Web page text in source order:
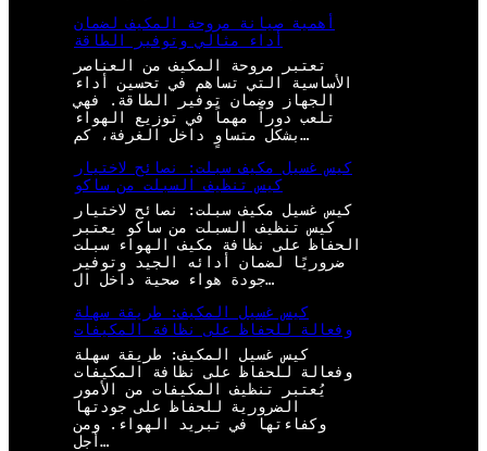
أهمية صيانة مروحة المكيف لضمان
أداء مثالي وتوفير الطاقة
تعتبر مروحة المكيف من العناصر
الأساسية التي تساهم في تحسين أداء
الجهاز وضمان توفير الطاقة. فهي
تلعب دوراً مهماً في توزيع الهواء
بشكل متساوٍ داخل الغرفة، كم…
كيس غسيل مكيف سبلت: نصائح لاختيار
كيس تنظيف السبلت من ساكو
كيس غسيل مكيف سبلت: نصائح لاختيار
كيس تنظيف السبلت من ساكو يعتبر
الحفاظ على نظافة مكيف الهواء سبلت
ضروريًا لضمان أدائه الجيد وتوفير
جودة هواء صحية داخل ال…
كيس غسيل المكيف: طريقة سهلة
وفعالة للحفاظ على نظافة المكيفات
كيس غسيل المكيف: طريقة سهلة
وفعالة للحفاظ على نظافة المكيفات
يُعتبر تنظيف المكيفات من الأمور
الضرورية للحفاظ على جودتها
وكفاءتها في تبريد الهواء. ومن
أجل…